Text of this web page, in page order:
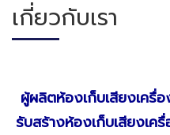
เกี่ยวกับเรา
ผู้ผลิตห้องเก็บเสียงเครื่
รับสร้างห้องเก็บเสียงเค